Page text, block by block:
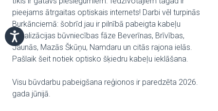
pieejams ātrgaitas optiskais internets! Darbi vēl turpinās
Burkānciemā: šobrīd jau ir pilnībā pabeigta kabeļu
kanalizācijas būvniecības fāze Beverīnas, Brīvības,
Jaunās, Mazās Škūņu, Namdaru un citās rajona ielās.
Pašlaik šeit notiek optisko šķiedru kabeļu ieklāšana.
Visu būvdarbu pabeigšana reģionos ir paredzēta 2026.
gada jūnijā.